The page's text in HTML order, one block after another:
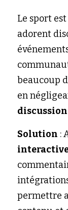
Le sport
adorent
beaucoup
Solution :
permettre